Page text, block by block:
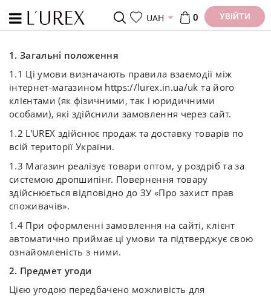
UAH 0 УВІЙТИ
1. Загальні положення
1.1 Ці умови визначають правила взаємодії між
інтернет-магазином https://lurex.in.ua/uk та його
клієнтами (як фізичними, так і юридичними
особами), які здійснили замовлення через сайт.
1.2 L'UREX здійснює продаж та доставку товарів по
всій території України.
1.3 Магазин реалізує товари оптом, у роздріб та за
системою дропшипінг. Повернення товару
здійснюється відповідно до ЗУ «Про захист прав
споживачів».
1.4 При оформленні замовлення на сайті, клієнт
автоматично приймає ці умови та підтверджує свою
ознайомленість з ними.
2. Предмет угоди
Цією угодою передбачено можливість для